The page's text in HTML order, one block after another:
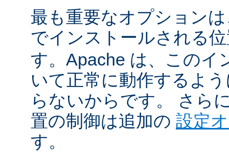
最も重要なオプション
でインストールされる
す。Apache は、このイ
いて正常に動作するよ
らないからです。 さら
置の制御は追加の 設定
す。